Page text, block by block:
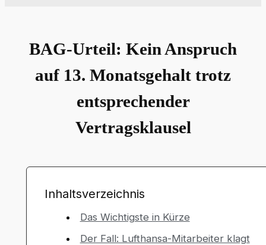
BAG-Urteil: Kein Anspruch
auf 13. Monatsgehalt trotz
entsprechender
Vertragsklausel
Inhaltsverzeichnis
Das Wichtigste in Kürze
Der Fall: Lufthansa-Mitarbeiter klagt